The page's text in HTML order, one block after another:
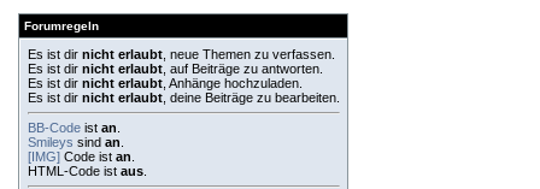
Forumregeln
Es ist dir nicht erlaubt , neue Themen zu verfassen.
Es ist dir nicht erlaubt , auf Beiträge zu antworten.
Es ist dir nicht erlaubt , Anhänge hochzuladen.
Es ist dir nicht erlaubt , deine Beiträge zu bearbeiten.
BB-Code ist an
Smileys sind an
[IMG] Code ist an
HTML-Code ist aus